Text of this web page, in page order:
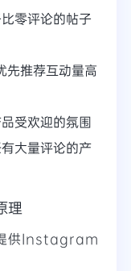
零评论的帖子
推荐互动量高
受欢迎的氛围
大量评论的产
理
供Instagram